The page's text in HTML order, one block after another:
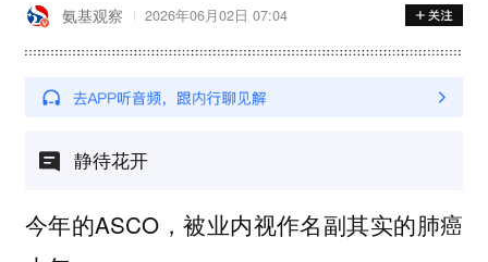
氨基观察 2026年06月02日 07:04
静待花开
今年的ASCO，被业内视作名副其实的肺癌